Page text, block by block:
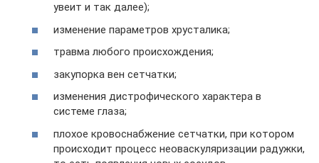
увеит и так далее);
изменение параметров хрусталика;
травма любого происхождения;
закупорка вен сетчатки;
изменения дистрофического характера в
системе глаза;
плохое кровоснабжение сетчатки, при котором
происходит процесс неоваскуляризации радужки,